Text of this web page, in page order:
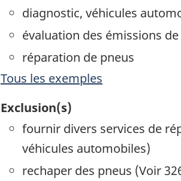
diagnostic, véhicules
évaluation des émissions
réparation de pneus
Tous les exemples
Exclusion(s)
fournir divers services de
véhicules automobiles)
rechaper des pneus (Voir